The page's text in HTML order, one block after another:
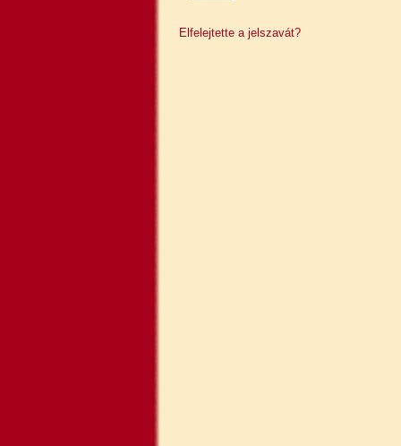
Elfelejtette a jelszavát?